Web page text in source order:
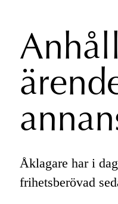
Åklagare har i
frihetsberövad